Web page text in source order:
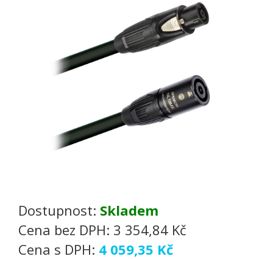
Dostupnost: Skladem
Cena bez DPH: 3 354,84 Kč
Cena s DPH: 4 059,35 Kč